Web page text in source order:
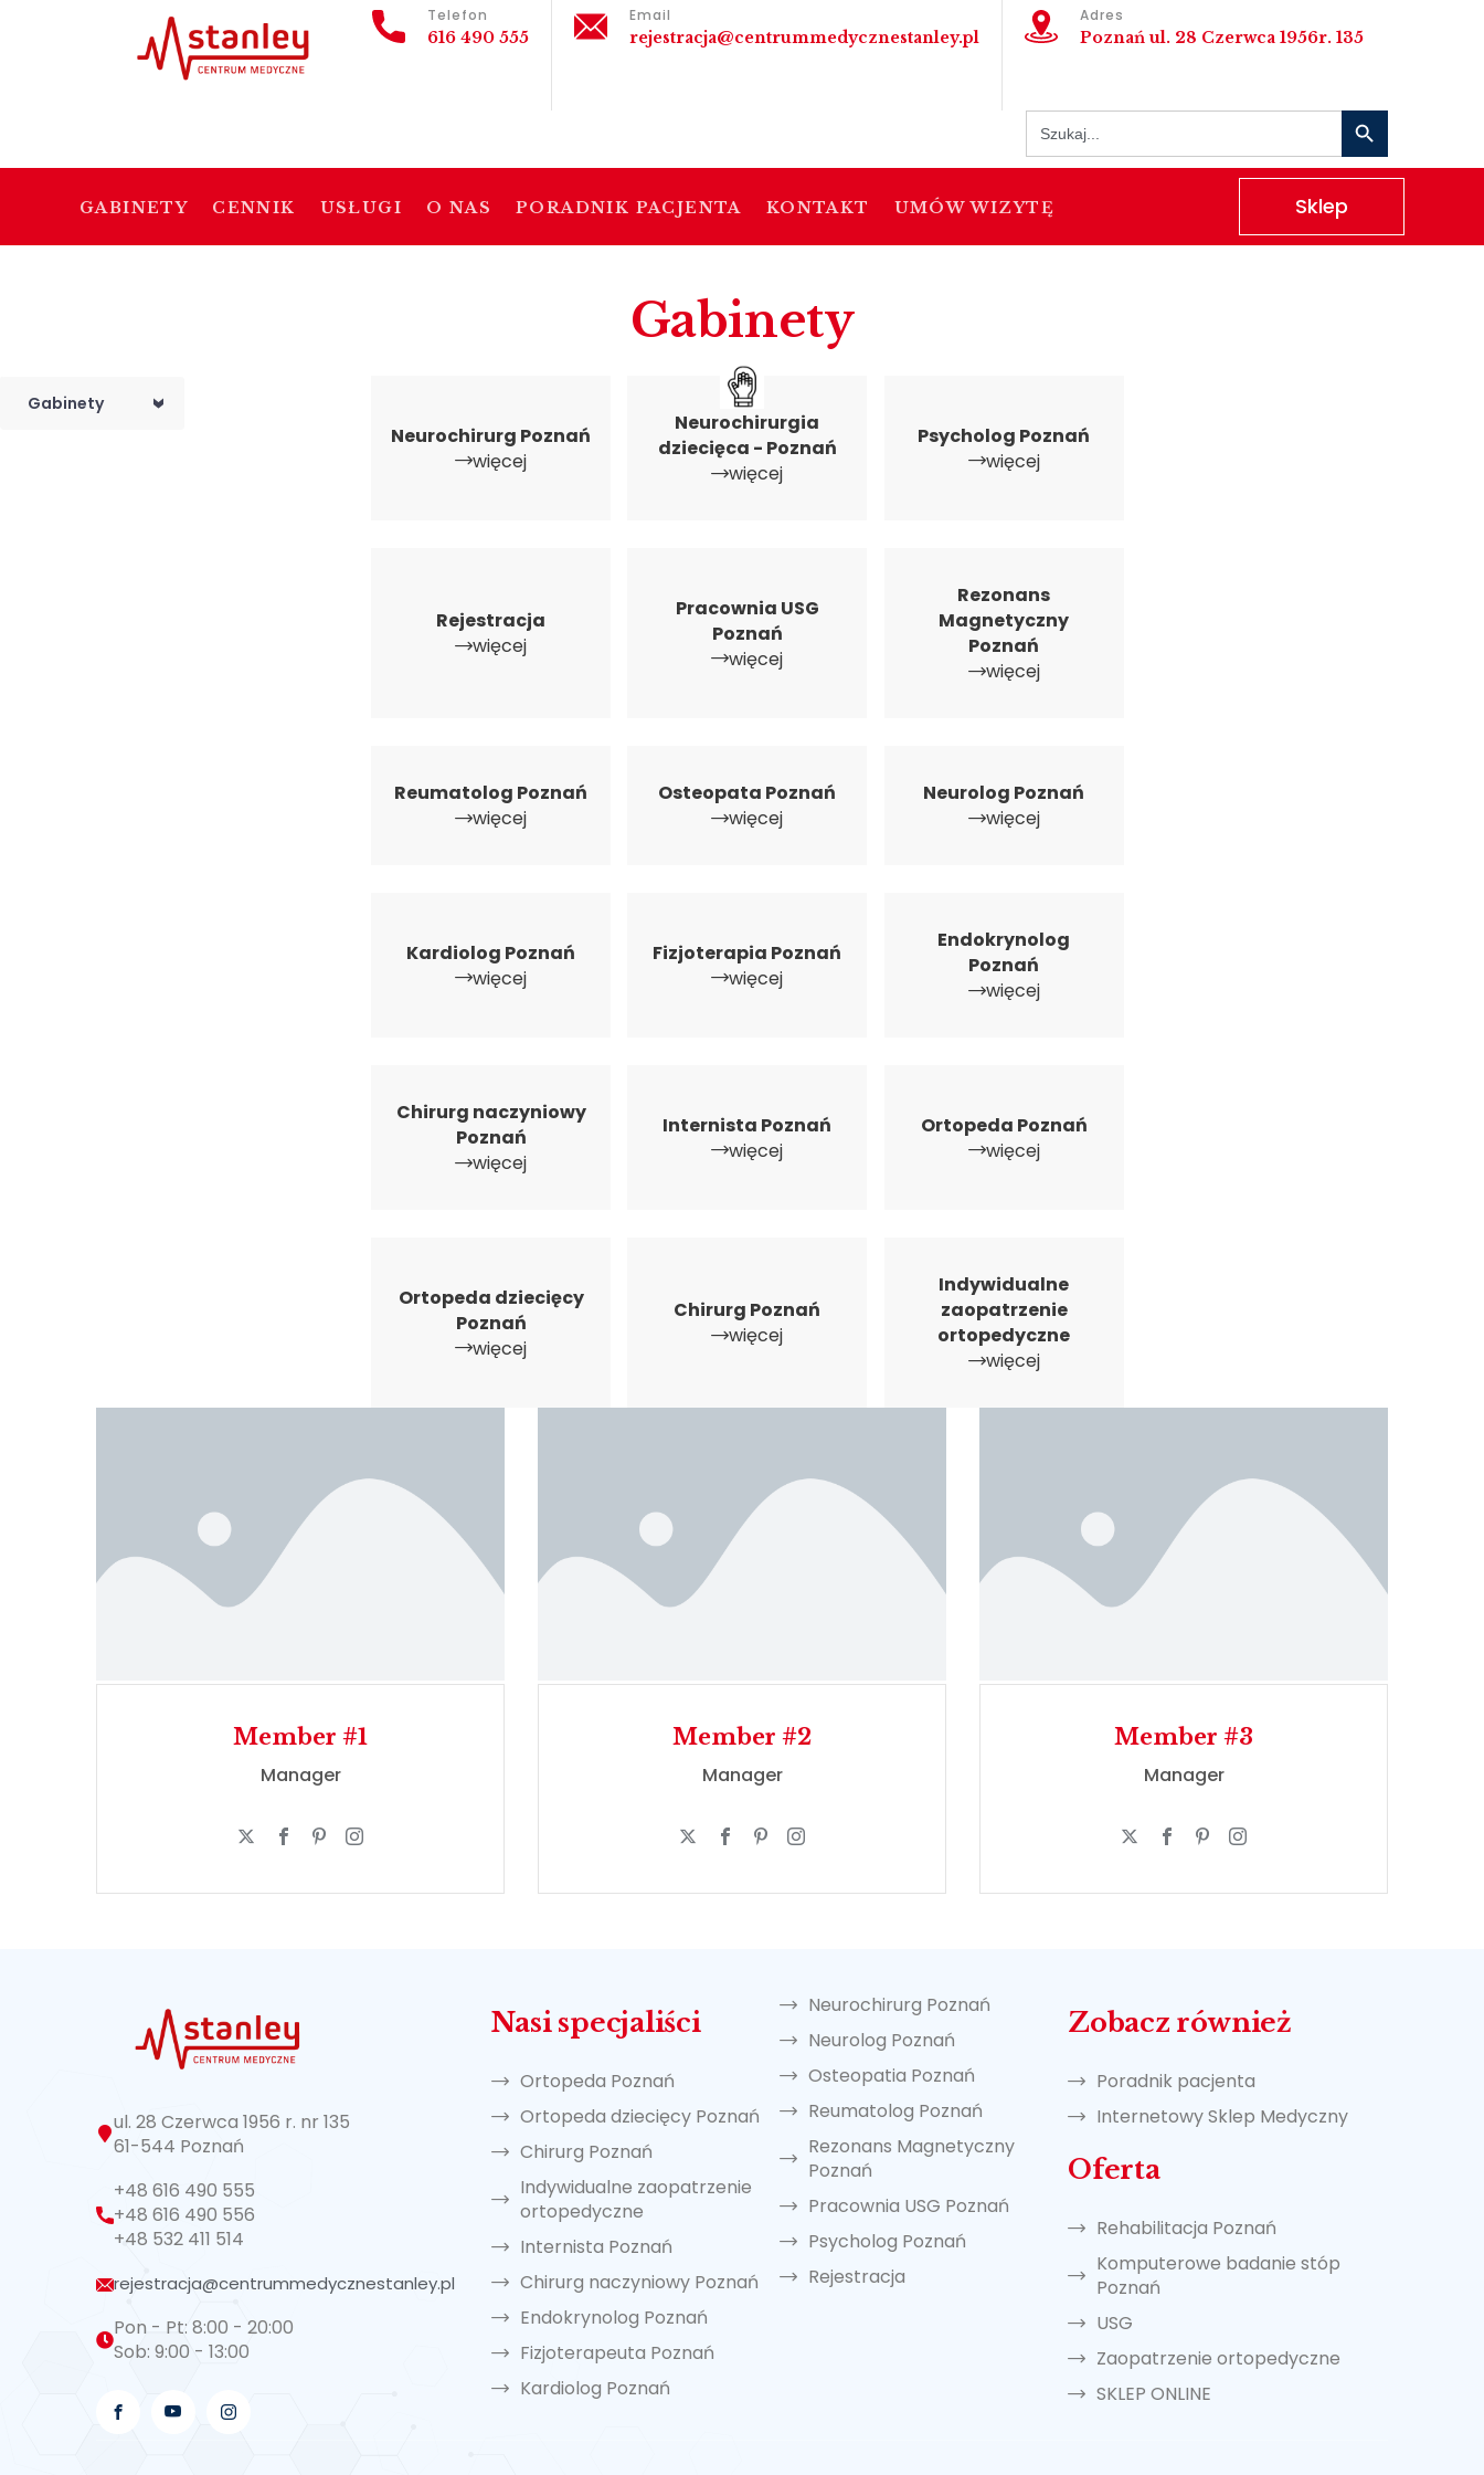
Telefon
616 490 555
Email
rejestracja@centrummedycznestanley.pl
Adres
Poznań ul. 28 Czerwca 1956r. 135
Search
for:
Search Button
GABINETY CENNIK USŁUGI O NAS PORADNIK PACJENTA KONTAKT UMÓW WIZYTĘ Sklep
Gabinety
<
Gabinety
Neurochirurg Poznań
więcej
Neurochirurgia
dziecięca - Poznań
więcej
Psycholog Poznań
więcej
Rejestracja
więcej
Pracownia USG
Poznań
więcej
Rezonans
Magnetyczny
Poznań
więcej
Reumatolog Poznań
więcej
Osteopata Poznań
więcej
Neurolog Poznań
więcej
Kardiolog Poznań
więcej
Fizjoterapia Poznań
więcej
Endokrynolog
Poznań
więcej
Chirurg naczyniowy
Poznań
więcej
Internista Poznań
więcej
Ortopeda Poznań
więcej
Ortopeda dziecięcy
Poznań
więcej
Chirurg Poznań
więcej
Indywidualne
zaopatrzenie
ortopedyczne
więcej
Member #1
Manager
Member #2
Manager
Member #3
Manager
ul. 28 Czerwca 1956 r. nr 135
61-544 Poznań
+48 616 490 555
+48 616 490 556
+48 532 411 514
rejestracja@centrummedycznestanley.pl
Pon - Pt: 8:00 - 20:00
Sob: 9:00 - 13:00
Nasi specjaliści
Ortopeda Poznań
Ortopeda dziecięcy Poznań
Chirurg Poznań
Indywidualne zaopatrzenie
ortopedyczne
Internista Poznań
Chirurg naczyniowy Poznań
Endokrynolog Poznań
Fizjoterapeuta Poznań
Kardiolog Poznań
Neurochirurg Poznań
Neurolog Poznań
Osteopatia Poznań
Reumatolog Poznań
Rezonans Magnetyczny
Poznań
Pracownia USG Poznań
Psycholog Poznań
Rejestracja
Zobacz również
Poradnik pacjenta
Internetowy Sklep Medyczny
Oferta
Rehabilitacja Poznań
Komputerowe badanie stóp
Poznań
USG
Zaopatrzenie ortopedyczne
SKLEP ONLINE